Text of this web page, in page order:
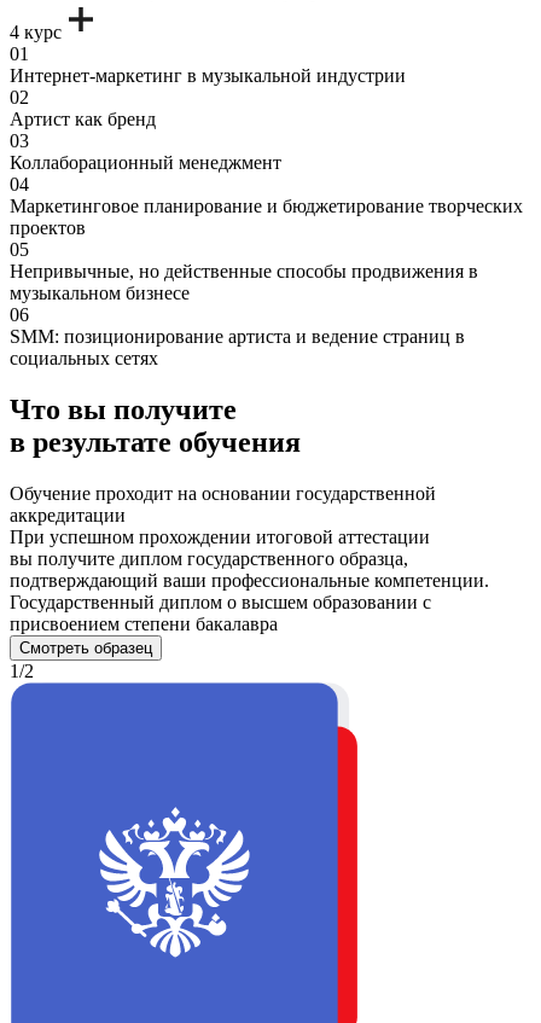
4 курс
01
Интернет-маркетинг в музыкальной индустрии
02
Артист как бренд
03
Коллаборационный менеджмент
04
Маркетинговое планирование и бюджетирование творческих
проектов
05
Непривычные, но действенные способы продвижения в
музыкальном бизнесе
06
SMM: позиционирование артиста и ведение страниц в
социальных сетях
Что вы получите
в результате обучения
Обучение проходит на основании государственной
аккредитации
При успешном прохождении итоговой аттестации
вы получите диплом государственного образца,
подтверждающий ваши профессиональные компетенции.
Государственный диплом о высшем образовании с
присвоением степени бакалавра
Смотреть образец
1/2